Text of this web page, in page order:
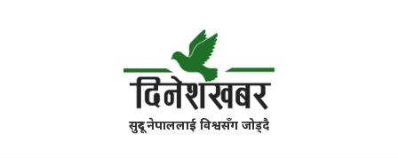
सुदूर नेपाललाई विश्वसँग जोड्दै